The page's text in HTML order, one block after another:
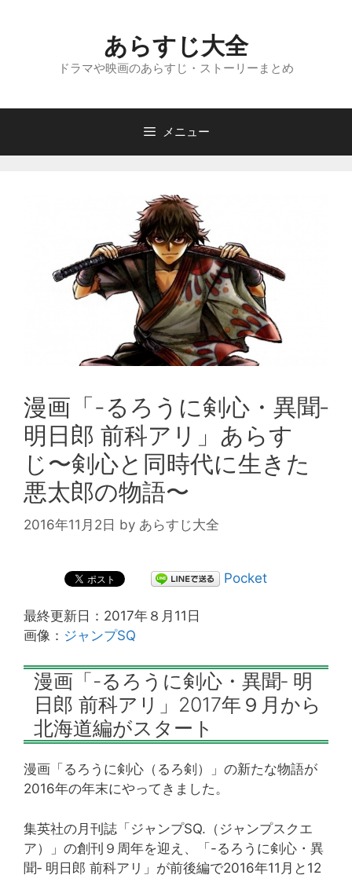
へ
あらすじ大全
ドラマや映画のあらすじ・ストーリーまとめ
メニュー
漫画「-るろうに剣心・異聞‐
明日郎 前科アリ」あらす
じ〜剣心と同時代に生きた
悪太郎の物語〜
2016年11月2日 by あらすじ大全
Pocket
最終更新日：2017年８月11日
画像： ジャンプSQ
漫画「-るろうに剣心・異聞‐ 明
日郎 前科アリ」2017年９月から
北海道編がスタート
漫画「るろうに剣心（るろ剣）」の新たな物語が
2016年の年末にやってきました。
集英社の月刊誌「ジャンプSQ.（ジャンプスクエ
ア）」の創刊９周年を迎え、「-るろうに剣心・異
聞‐ 明日郎 前科アリ」が前後編で2016年11月と12